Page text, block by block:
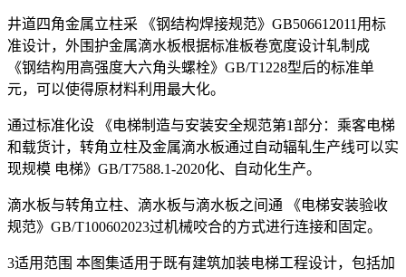
井道四角金属立柱采 《钢结构焊接规范》GB506612011用标
准设计，外围护金属滴水板根据标准板卷宽度设计轧制成
《钢结构用高强度大六角头螺栓》GB/T1228型后的标准单
元，可以使得原材料利用最大化。
通过标准化设 《电梯制造与安装安全规范第1部分：乘客电梯
和载货计，转角立柱及金属滴水板通过自动辐轧生产线可以实
现规模 电梯》GB/T7588.1-2020化、自动化生产。
滴水板与转角立柱、滴水板与滴水板之间通 《电梯安装验收
规范》GB/T100602023过机械咬合的方式进行连接和固定。
3适用范围 本图集适用于既有建筑加装电梯工程设计，包括加